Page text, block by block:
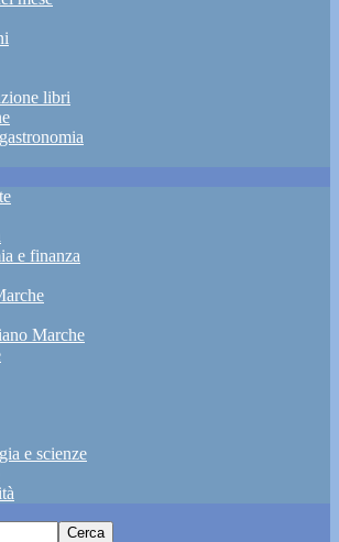
libri
e finanza
Marche
e scienze